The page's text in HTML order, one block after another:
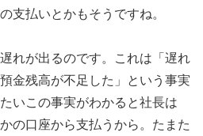
支払いとかもそうですね。
れが出るのです。これは「遅れ
金残高が不足した」という事実
いこの事実がわかると社長は
の口座から支払うから。たまた